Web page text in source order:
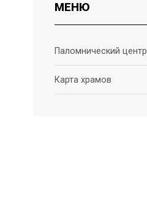
МЕНЮ
Паломнический центр
Карта храмов